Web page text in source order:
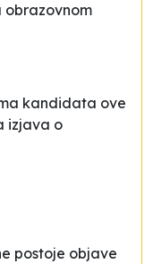
obrazovnom
kandidata ove
izjava o
postoje objave